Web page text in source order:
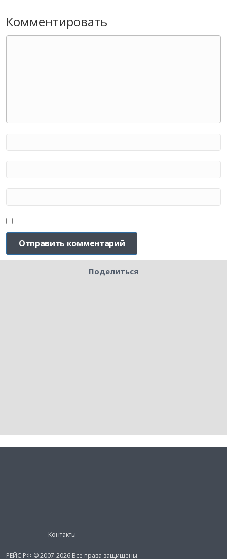
Комментировать
Поделиться
Контакты
РЕЙС.РФ © 2007-2026 Все права защищены.